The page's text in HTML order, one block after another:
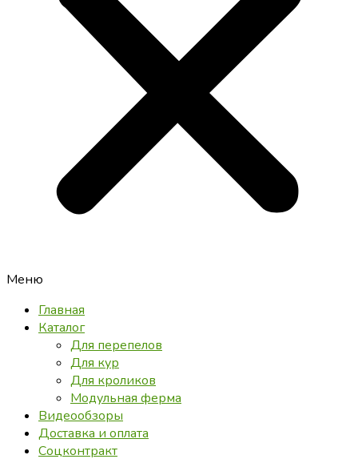
Меню
Главная
Каталог
Для перепелов
Для кур
Для кроликов
Модульная ферма
Видеообзоры
Доставка и оплата
Соцконтракт